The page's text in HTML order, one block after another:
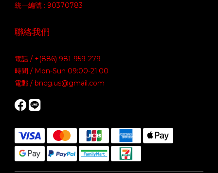
統一編號 : 90370783
聯絡我們
電話 / +(886) 981-959-279
時間 / Mon-Sun 09:00-21:00
電郵 / bncg.us@gmail.com